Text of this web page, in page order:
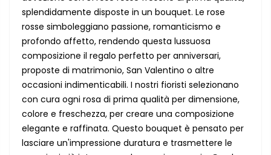
splendidamente disposte in un bouquet. Le rose
rosse simboleggiano passione, romanticismo e
profondo affetto, rendendo questa lussuosa
composizione il regalo perfetto per anniversari,
proposte di matrimonio, San Valentino o altre
occasioni indimenticabili. I nostri fioristi selezionano
con cura ogni rosa di prima qualità per dimensione,
colore e freschezza, per creare una composizione
elegante e raffinata. Questo bouquet è pensato per
lasciare un'impressione duratura e trasmettere le